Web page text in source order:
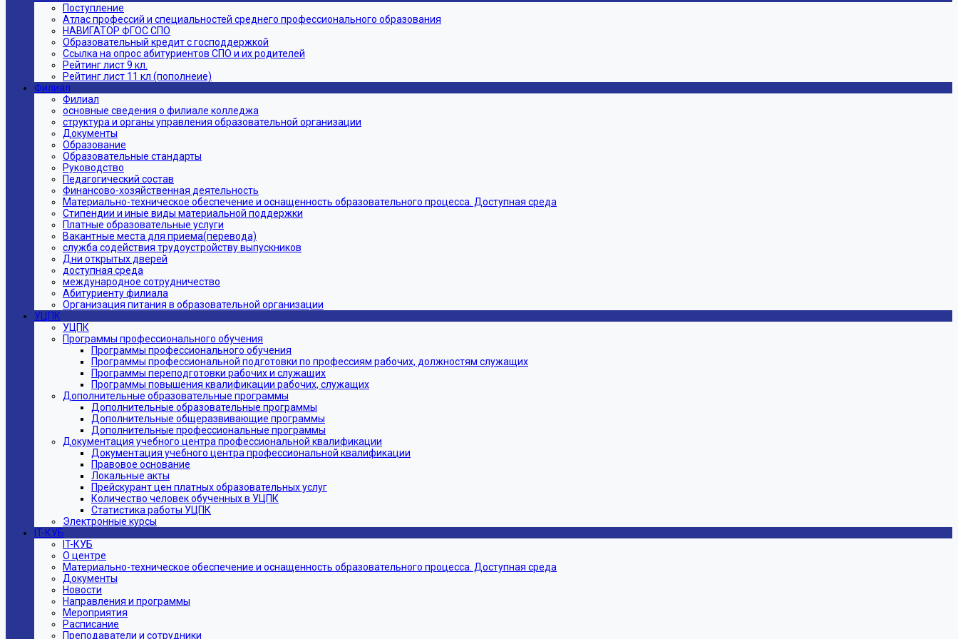
Поступление
Атлас профессий и специальностей среднего профессионального образования
НАВИГАТОР ФГОС СПО
Образовательный кредит с господдержкой
Ссылка на опрос абитуриентов СПО и их родителей
Рейтинг лист 9 кл.
Рейтинг лист 11 кл (пополнеие)
Филиал
Филиал
основные сведения о филиале колледжа
структура и органы управления образовательной организации
Документы
Образование
Образовательные стандарты
Руководство
Педагогический состав
Финансово-хозяйственная деятельность
Материально-техническое обеспечение и оснащенность образовательного процесса. Доступная среда
Стипендии и иные виды материальной поддержки
Платные образовательные услуги
Вакантные места для приема(перевода)
служба содействия трудоустройству выпускников
Дни открытых дверей
доступная среда
международное сотрудничество
Абитуриенту филиала
Организация питания в образовательной организации
УЦПК
УЦПК
Программы профессионального обучения
Программы профессионального обучения
Программы профессиональной подготовки по профессиям рабочих, должностям служащих
Программы переподготовки рабочих и служащих
Программы повышения квалификации рабочих, служащих
Дополнительные образовательные программы
Дополнительные образовательные программы
Дополнительные общеразвивающие программы
Дополнительные профессиональные программы
Документация учебного центра профессиональной квалификации
Документация учебного центра профессиональной квалификации
Правовое основание
Локальные акты
Прейскурант цен платных образовательных услуг
Количество человек обученных в УЦПК
Статистика работы УЦПК
Электронные курсы
IT-КУБ
IT-КУБ
О центре
Материально-техническое обеспечение и оснащенность образовательного процесса. Доступная среда
Документы
Новости
Направления и программы
Мероприятия
Расписание
Преподаватели и сотрудники